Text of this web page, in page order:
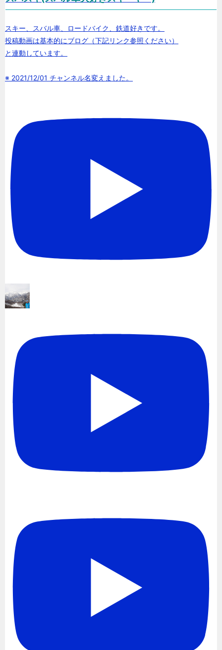
スキー、スバル車、ロードバイク、鉄道好きです。
投稿動画は基本的にブログ（下記リンク参照ください）
と連動しています。
※ 2021/12/01 チャンネル名変えました。